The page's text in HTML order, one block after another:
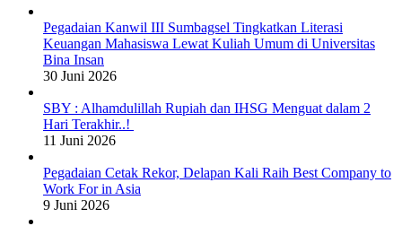
Pegadaian Kanwil III Sumbagsel Tingkatkan Literasi
Keuangan Mahasiswa Lewat Kuliah Umum di Universitas
Bina Insan
30 Juni 2026
SBY : Alhamdulillah Rupiah dan IHSG Menguat dalam 2
Hari Terakhir..!
11 Juni 2026
Pegadaian Cetak Rekor, Delapan Kali Raih Best Company to
Work For in Asia
9 Juni 2026